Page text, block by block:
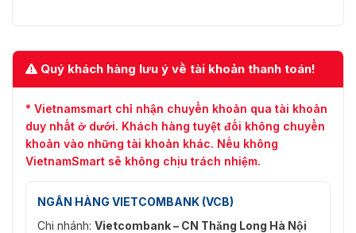
Quý khách hàng lưu ý về tài khoản thanh toán!
* Vietnamsmart chỉ nhận chuyển khoản qua tài khoản
duy nhất ở dưới. Khách hàng tuyệt đối không chuyển
khoản vào những tài khoản khác. Nếu không
VietnamSmart sẽ không chịu trách nhiệm.
NGÂN HÀNG VIETCOMBANK (VCB)
Chi nhánh: Vietcombank – CN Thăng Long Hà Nội